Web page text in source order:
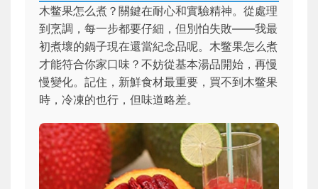
木鳖果怎么煮？關鍵在耐心和實驗精神。從處理
到烹調，每一步都要仔細，但別怕失敗——我最
初煮壞的鍋子現在還當紀念品呢。木鳖果怎么煮
才能符合你家口味？不妨從基本湯品開始，再慢
慢變化。記住，新鮮食材最重要，買不到木鳖果
時，冷凍的也行，但味道略差。